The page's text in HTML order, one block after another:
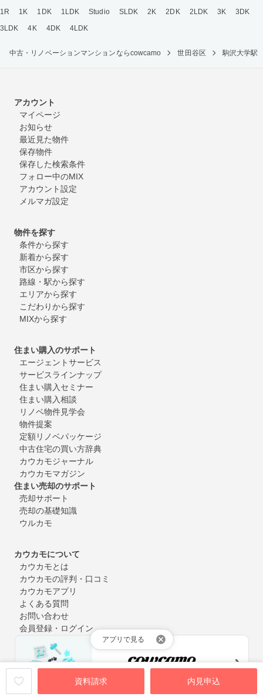
資料請求 内見申込
アプリで見る
1R 1K 1DK 1LDK Studio SLDK 2K 2DK 2LDK 3K
3DK
3LDK
4K 4DK 4LDK
中古・リノベーションマンションならcowcamo 世田谷区 駒沢大学駅
アカウント
マイページ
お知らせ
最近見た物件
保存物件
保存した検索条件
フォロー中のMIX
アカウント設定
メルマガ設定
物件を探す
条件から探す
新着から探す
市区から探す
路線・駅から探す
エリアから探す
こだわりから探す
MIXから探す
住まい購入のサポート
エージェントサービス
サービスラインナップ
住まい購入セミナー
住まい購入相談
リノベ物件見学会
物件提案
定額リノベパッケージ
中古住宅の買い方辞典
カウカモジャーナル
カウカモマガジン
住まい売却のサポート
売却サポート
売却の基礎知識
ウルカモ
カウカモについて
カウカモとは
カウカモの評判・口コミ
カウカモアプリ
よくある質問
お問い合わせ
会員登録・ログイン